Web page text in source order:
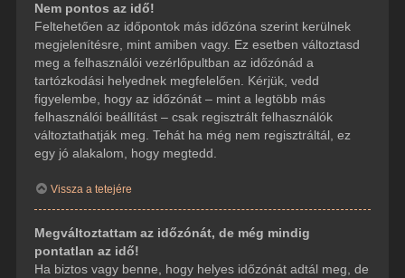
Nem pontos az idő!
Feltehetően az időpontok más időzóna szerint kerülnek
megjelenítésre, mint amiben vagy. Ez esetben változtasd
meg a felhasználói vezérlőpultban az időzónád a
tartózkodási helyednek megfelelően. Kérjük, vedd
figyelembe, hogy az időzónát – mint a legtöbb más
felhasználói beállítást – csak regisztrált felhasználók
változtathatják meg. Tehát ha még nem regisztráltál, ez
egy jó alakalom, hogy megtedd.
Vissza a tetejére
Megváltoztattam az időzónát, de még mindig
pontatlan az idő!
Ha biztos vagy benne, hogy helyes időzónát adtál meg, de